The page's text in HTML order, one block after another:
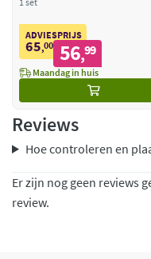
ADVIESPRIJS
65,00 56,99
Maandag in huis
Reviews
Hoe controleren en
Er zijn nog geen reviews
review.